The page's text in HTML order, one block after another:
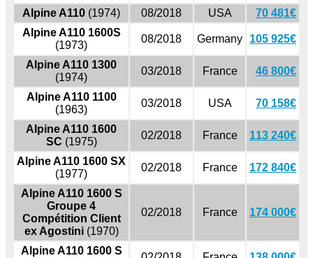
Alpine A110 (1974) 08/2018 USA
70 481€
Alpine A110 1600S
(1973)
08/2018 Germany 105 925€
Alpine A110 1300
(1974)
03/2018 France 46 800€
Alpine A110 1100
(1963)
03/2018 USA 70 158€
Alpine A110 1600
SC (1975)
02/2018 France 113 240€
Alpine A110 1600 SX
(1977)
02/2018 France 172 840€
Alpine A110 1600 S
Groupe 4
Compétition Client
ex Agostini(1970)
02/2018 France 174 000€
Alpine A110 1600 S